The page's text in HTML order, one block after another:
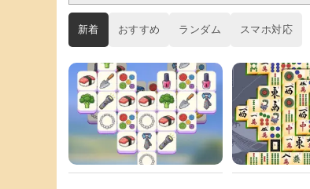
新着 おすすめ ランダム スマホ対応